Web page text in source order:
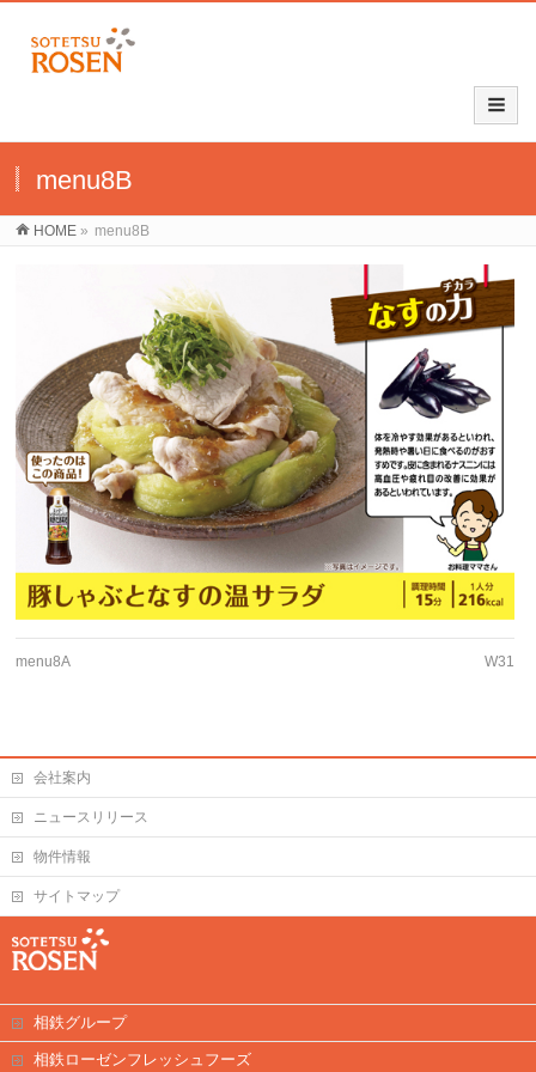
menu8B
HOME » menu8B
menu8A W31
会社案内
ニュースリリース
物件情報
サイトマップ
相鉄グループ
相鉄ローゼンフレッシュフーズ